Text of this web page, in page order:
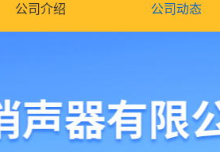
公司介绍 公司动态